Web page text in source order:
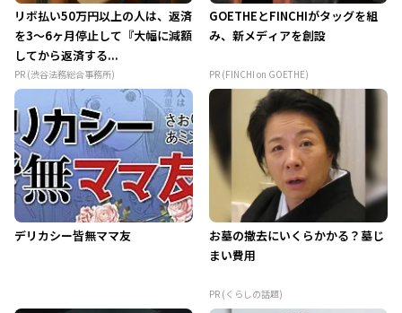
リボ払い50万円以上の人は、返済
を3～6ヶ月停止して『大幅に減額
してから返済する...
PR (渋谷法務総合事務所)
GOETHEとFINCHIがタッグを組
み、新メディアを創設
PR (FINCHI on GOETHE)
デリカシー皆無ママ友
お墓の撤去にいくらかかる？墓じ
まい費用
PR (くらしの話題)